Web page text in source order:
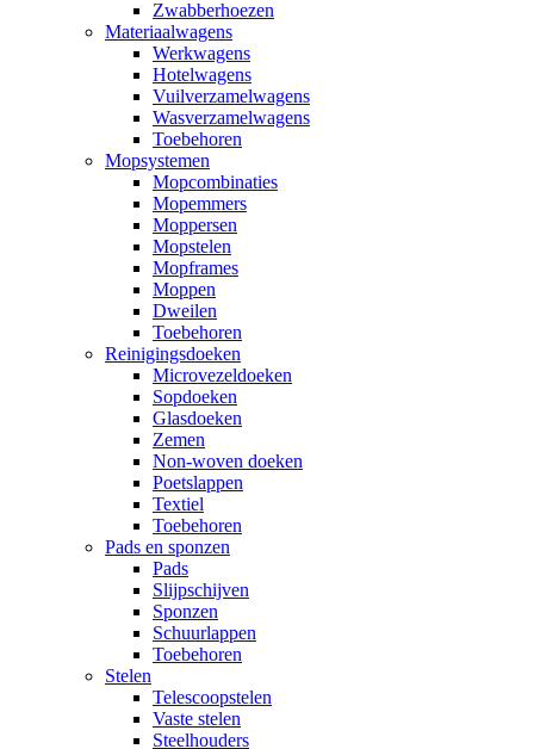
Zwabberhoezen
Materiaalwagens
Werkwagens
Hotelwagens
Vuilverzamelwagens
Wasverzamelwagens
Toebehoren
Mopsystemen
Mopcombinaties
Mopemmers
Moppersen
Mopstelen
Mopframes
Moppen
Dweilen
Toebehoren
Reinigingsdoeken
Microvezeldoeken
Sopdoeken
Glasdoeken
Zemen
Non-woven doeken
Poetslappen
Textiel
Toebehoren
Pads en sponzen
Pads
Slijpschijven
Sponzen
Schuurlappen
Toebehoren
Stelen
Telescoopstelen
Vaste stelen
Steelhouders